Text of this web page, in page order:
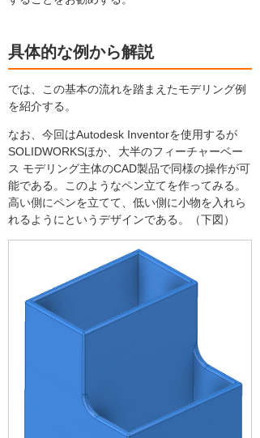
具体的な例から解説
では、この基本の流れを踏まえたモデリング例
を紹介する。
なお、今回はAutodesk Inventorを使用するが
SOLIDWORKSほか、大半のフィーチャーベー
ス モデリング主体のCAD製品で同様の操作が可
能である。このようなペン立てを作ってみる。
高い側にペンを立てて、低い側に小物を入れら
れるようにというデザインである。（下図）